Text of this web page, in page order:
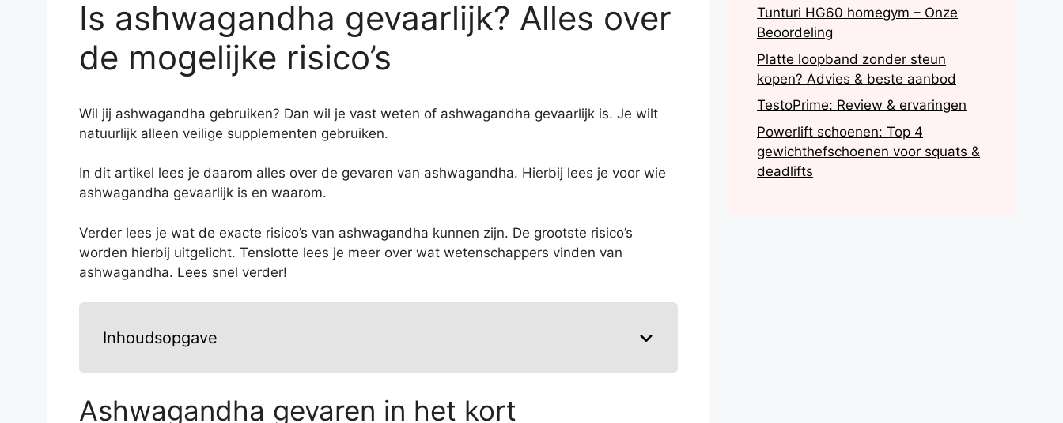
Is ashwagandha gevaarlijk? Alles over
de mogelijke risico’s
Wil jij ashwagandha gebruiken? Dan wil je vast weten of ashwagandha gevaarlijk is. Je wilt
natuurlijk alleen veilige supplementen gebruiken.
In dit artikel lees je daarom alles over de gevaren van ashwagandha. Hierbij lees je voor wie
ashwagandha gevaarlijk is en waarom.
Verder lees je wat de exacte risico’s van ashwagandha kunnen zijn. De grootste risico’s
worden hierbij uitgelicht. Tenslotte lees je meer over wat wetenschappers vinden van
ashwagandha. Lees snel verder!
Inhoudsopgave
Ashwagandha gevaren in het kort
Tunturi HG60 homegym – Onze
Beoordeling
Platte loopband zonder steun
kopen? Advies & beste aanbod
TestoPrime: Review & ervaringen
Powerlift schoenen: Top 4
gewichthefschoenen voor squats &
deadlifts